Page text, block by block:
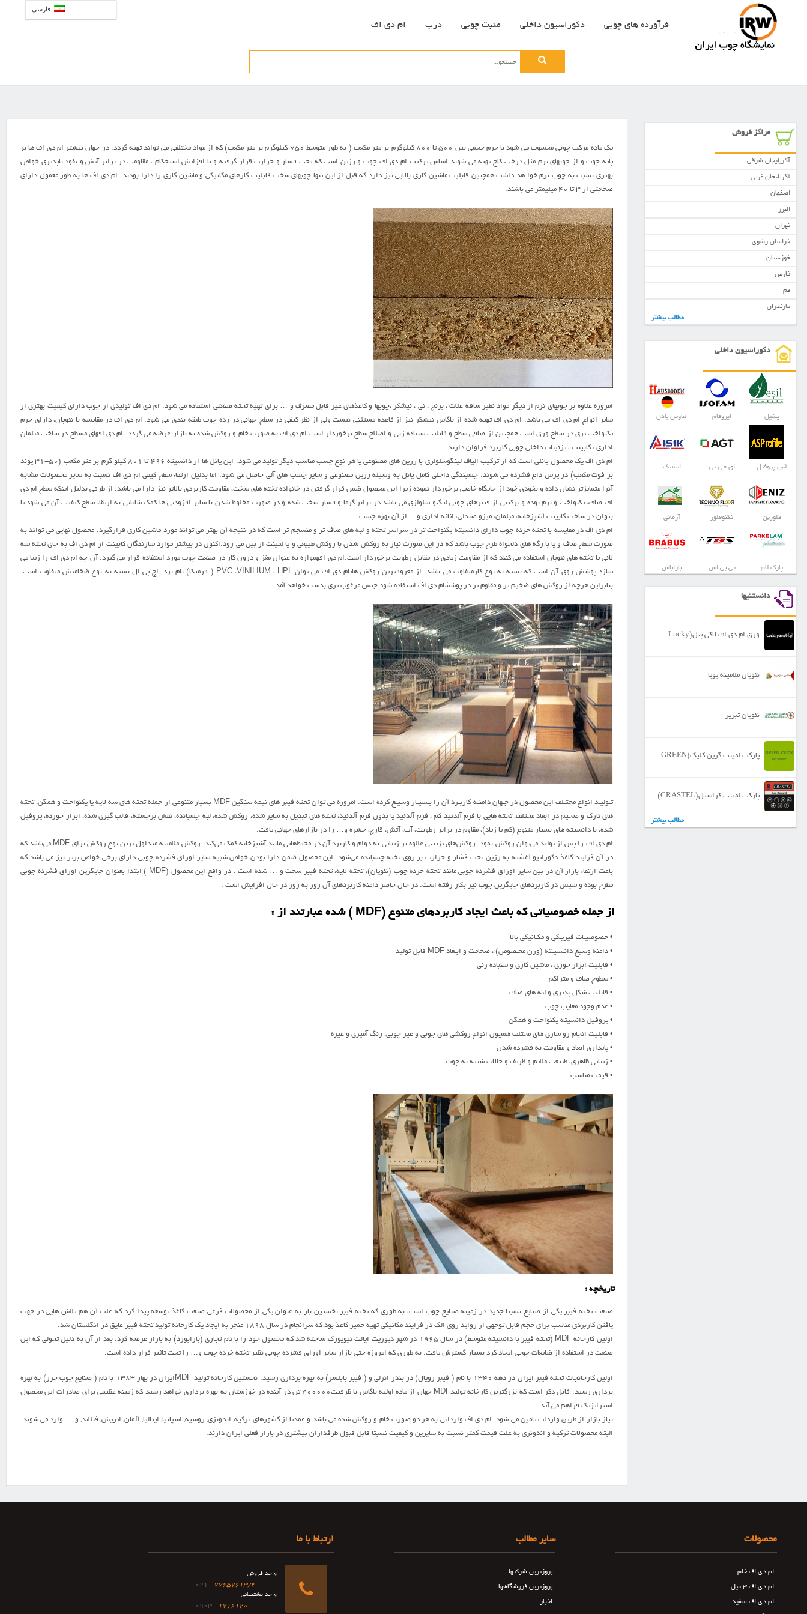
فارسی
فرآورده های چوبی دکوراسیون داخلی منبت چوبی درب ام دی اف
يک ماده مرکب چوبي محسوب مي شود با جرم حجمي بين ۵۰۰ تا ۸۰۰ کيلوگرم بر متر مکعب ( به طور متوسط 750 کيلوگرم بر متر مکعب) که از مواد مختلفي مي تواند تهيه گردد. در جهان بيشتر ام دی اف ها بر
پايه چوب و از چوبهاي نرم مثل درخت کاج تهيه مي شوند.اساس ترکيب ام دی اف چوب و رزين است که تحت فشار و حرارت قرار گرفته و با افزايش استحکام ، مقاومت در برابر آتش و نفوذ ناپذيري خواص
بهتري نسبت به چوب نرم خوا هد داشت همچنين قابليت ماشين کاري بالايي نيز دارد که قبل از اين تنها چوبهاي سخت قابليت کارهاي مکانيکي و ماشين کاري را دارا بودند. ام دی اف ها به طور معمول داراي
ضخامتي از ۳ تا ۴۰ ميليمتر مي باشند.
امروزه علاوه بر چوبهاي نرم از ديگر مواد نظير ساقه غلات ، برنج ، ني ، نيشکر ،چوبها و کاغذهاي غير قابل مصرف و … براي تهيه تخته صنعتي استفاده مي شود. ام دی اف توليدي از چوب داراي کيفيت بهتري از
ساير انواع ام دی اف مي باشد. ام دی اف تهيه شده از باگاس نيشکر نيز از قاعده مستثني نيست ولي از نظر کيفي در سطح جهاني در رده چوب طبقه بندي مي شود. ام دی اف در مقايسه با نئوپان، داراي جرم
يکنواخت تري در سطح ورق است همچنين از صافي سطح و قابليت سنباده زني و اصلاح سطح برخوردار است ام دی اف به صورت خام و روکش شده به بازار عرضه مي گردد..ام دی افهاي مسطح در ساخت مبلمان
اداري ، کابينت ، تزئينات داخلي چوبي کاربرد فراوان دارند.
ام دی اف يک محصول پانلي است که از ترکيب الياف لينگوسلولزي با رزين هاي مصنوعي يا هر نوع چسب مناسب ديگر توليد مي شود. اين پانل ها از دانسيته ۴۹۶ تا ۸۰۱ کيلو گرم بر متر مکعب (۵۰-۳۱ پوند
بر فوت مکعب) در پرس داغ فشرده مي شوند. چسبندگي داخلي کامل پانل به وسيله رزين مصنوعي و ساير چسب هاي آلي حاصل مي شود. اما بدليل ارتقاء سطح کيفي ام دی اف نسبت به ساير محصولات مشابه
آنرا متمايزتر نشان داده و بخودي خود از جايگاه خاصي برخوردار نموده زيرا اين محصول ضمن قرار گرفتن در خانواده تخته هاي سخت، مقاومت کاربردي بالاتر نيز دارا مي باشد. از طرفي بدليل اينکه سطح ام دی
اف صاف، يکنواخت و نرم بوده و ترکيبي از فيبرهاي چوبي ليگنو سلولزي مي باشد در برابر گرما و فشار سخت شده و در صورت مخلوط شدن با ساير افزودني ها کمک شاياني به ارتقاء سطح کيفيت آن مي شود تا
بتوان در ساخت کابينت آشپزخانه، مبلمان، ميزو صندلي، اثاثه اداري و… از آن بهره جست.
ام دی اف در مقايسه با تخته خرده چوب داراي دانسيته يکنواخت تر در سراسر تخته و لبه هاي صاف تر و منسجم تر است که در نتيجه آن بهتر مي تواند مورد ماشين کاري قرارگيرد. محصول نهايي مي تواند به
صورت سطح صاف و يا با رگه هاي دلخواه طرح چوب باشد که در اين صورت نياز به روکش شدن با روکش طييعي و يا لمينت از بين مي رود.اکنون در بيشتر موارد سازندگان کابينت از ام دی اف به جاي تخته سه
لائي يا تخته هاي نئوپان استفاده مي کنند که از مقاومت زيادي در مقابل رطوبت برخوردار است.ام دی افهمواره به عنوان مغز و درون کار در صنعت چوب مورد استفاده قرار مي گيرد. آن چه ام دی اف را زيبا مي
سازد پوشش روي آن است که بسته به نوع کارمتفاوت مي باشد. از معروفترين روکش هايام دی اف مي توان PVC ،VINILIUM ، HPL ( فرميکا) نام برد. اچ پي ال بسته به نوع ضخامتش متفاوت است.
بنابراين هرچه از روکش هاي ضخيم تر و مقاوم تر در پوششام دی اف استفاده شود جنس مرغوب تري بدست خواهد آمد.
تـوليـد انواع مختـلف اين محصول در جـهان دامنـه کاربـرد آن را بـسيـار وسيـع کرده است. امروزه مي توان تخته فيبر هاي نيمه سنگين MDF بسيار متنوعي از جمله تخته هاي سه لايه يا يکنواخت و همگن، تخته
هاي نازک و ضخيم در ابعاد مختلف، تخته هايي با فرم آلدئيد کم ، فرم آلدئيد يا بدون فرم آلدئيد، تخته هاي تبديل به سايز شده، روکش شده، لبه چسبانده، نقش برجسته، قالب گيري شده، ابزار خورده، پروفيل
شده، با دانسيته هاي بسيار متنوع (کم يا زياد)، مقاوم در برابر رطوبت، آب، آتش، قارچ، حشره و… را در بازارهاي جهاني يافت.
ام دي اف را پس از توليد مي‌توان روکش نمود. روکش‌هاي تزييني علاوه بر زيبايي به دوام و کاربرد آن در محيط‌هايي مانند آشپزخانه کمک مي‌کند. روکش ملامينه متداول ترين نوع روکش براي MDF مي‌باشد که
در آن فرايند کاغذ دکوراتيو آغشته به رزين تحت فشار و حرارت بر روي تخته چسبانده مي‌شود. اين محصول ضمن دارا بودن خواص شبيه ساير اوراق فشرده چوبي داراي برخي خواص برتر نيز مي باشد که
باعث ارتقاء بازار آن در بين ساير اوراق فشرده چوبي مانند تخته خرده چوب (نئوپان)، تخته لايه، تخته فيبر سخت و … شده است . در واقع اين محصول (MDF ) ابتدا بعنوان جايگزين اوراق فشرده چوبي
مطرح بوده و سپس در کاربردهاي جايگزين چوب نيز بکار رفته است. در حال حاضر دامنه کاربردهاي آن روز به روز در حال افزايش است .
از جمله خصوصياتي که باعث ايجاد کاربردهاي متنوع (MDF ) شده عبارتند از :
• خصوصيـات فيزيـکي و مکـانيکي بالا
• دامنه وسيع دانـسيـته (وزن مخـصوص) ، ضخامت و ابـعاد MDF قابل توليد
• قابليت ابزار خوري ، ماشين کاري و سنباده زني
• سطوح صاف و متراکم
• قابليت شکل پذيري و لبه هاي صاف
• عدم وجود معايب چوب
• پروفيل دانسيته يکنواخت و همگن
• قابليت انجام رو سازي هاي مختلف همچون انواع روکشي هاي چوبي و غير چوبي، رنگ آميزي و غيره
• پايداري ابعاد و مقاومت به فشرده شدن
• زيبايي ظاهري، طبيعت ملايم و ظريف و حالات شبيه به چوب
• قيمت مناسب
تاريخچه :
صنعت تخته فيبر يکي از صنايع نسبتا جديد در زمينه صنايع چوب است، به طوري که تخته فيبر نخستين بار به عنوان يکي از محصولات فرعي صنعت کاغذ توسعه پيدا کرد که علت آن هم تلاش هايي در جهت
يافتن کاربردي مناسب براي حجم قابل توجهي از زوايد روي الک در فرايند مکانيکي تهيه خمير کاغذ بود که سرانجام در سال ۱۸۹۸ منجر به ايجاد يک کارخانه توليد تخته فيبر عايق در انگلستان شد.
اولين کارخانه MDF (تخته فيبر با دانسيته متوسط) در سال ۱۹۶۵ در شهر دپوزيت ايالت نيويورک ساخته شد که محصول خود را با نام تجاري (بارابورد) به بازار عرضه کرد. بعد از آن به دليل تحولي که اين
صنعت در استفاده از ضايعات چوبي ايجاد کرد بسيار گسترش يافت. به طوري که امروزه حتي بازار ساير اوراق فشرده چوبي نظير تخته خرده چوب و… را تحت تاثير قرار داده است.
اولين کارخانجات تخته فيبر ايران در دهه ۱۳۴۰ با نام ( فيبر رويال) در بندر انزلي و ( فيبر بابلسر) به بهره برداري رسيد. نخستين کارخانه توليد MDFايران در بهار ۱۳۸۳ با نام ( صنايع چوب خزر) به بهره
برداري رسيد. قابل ذکر است که بزرگترين کارخانه توليدMDF جهان از ماده اوليه باگاس با ظرفيت۴۰۰۰۰۰ تن در آينده در خوزستان به بهره برداري خواهد رسيد که زمينه عظيمي براي صادرات اين محصول
استراتژيک فراهم مي آيد.
نياز بازار از طريق واردات تامين مي شود. ام دي اف وارداتي به هر دو صورت خام و روکش شده مي باشد و عمدتا از کشورهاي ترکيه, اندونزي, روسيه, اسپانيا, ايتاليا, آلمان, اتريش, فنلاند, و … وارد مي شوند.
البته محصولات ترکيه و اندونزي به علت قيمت کمتر نسبت به سايرين و کيفيت نسبتا قابل قبول طرفداران بيشتري در بازار فعلي ايران دارند.
مراکز فروش
آذربایجان شرقی
آذربایجان غربی
اصفهان
البرز
تهران
خراسان رضوی
خوزستان
فارس
قم
مازندران
مطالب بیشتر
دکوراسیون داخلی
یشیل ایزوفام هاوس بادن
آس پروفیل ای جی تی ایشیک
فلورپن تکنوفلور آرمانی
پارک لام تی بی اس باراباس
دانستنیها
ورق ام دی اف لاکی پنل(Lucky
نئوپان ملامینه پویا
نئوپان تبریز
پارکت لمینت گرین کلیک(GREEN
CLICK)
پارکت لمینت کراستل(CRASTEL)
مطالب بیشتر
محصولات
ام دی اف خام
ام دی اف ۳ میل
ام دی اف سفید
سایر مطالب
بروزترین شرکتها
بروزترین فروشگاهها
اخبار
ارتباط با ما
واحد فروش
021 77657613/4
واحد پشتیبانی
1716120
0903